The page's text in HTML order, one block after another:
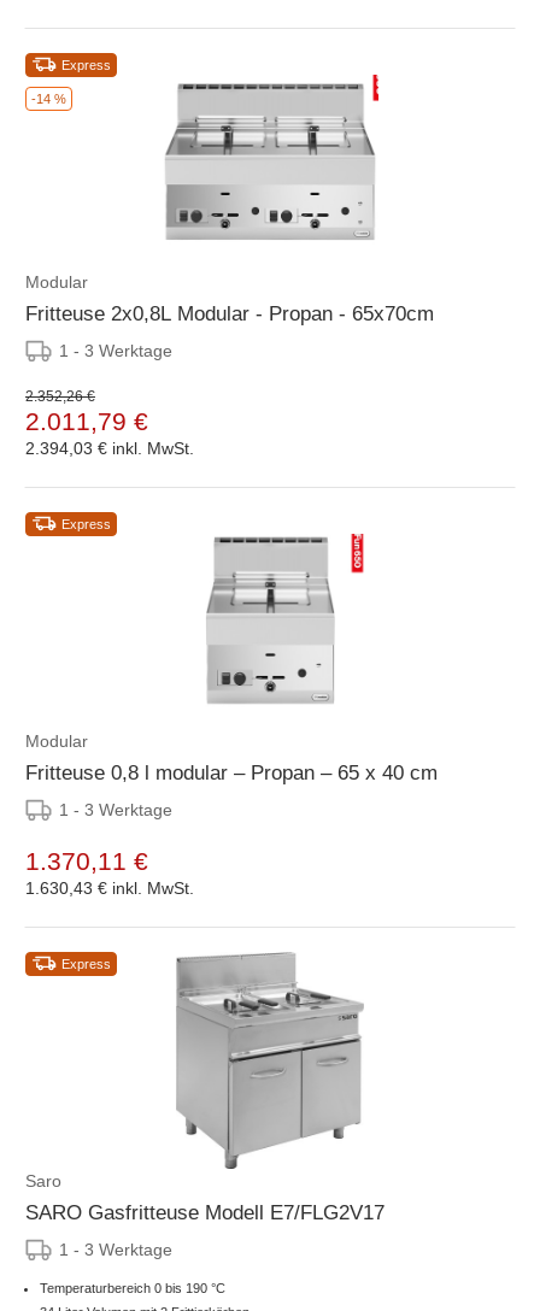
-14 %
Express
Modular
Fritteuse 2x0,8L Modular - Propan - 65x70cm
1 - 3 Werktage
2.352,26 €
2.011,79 €
2.394,03 € inkl. MwSt.
Express
Modular
Fritteuse 0,8 l modular – Propan – 65 x 40 cm
1 - 3 Werktage
1.370,11 €
1.630,43 € inkl. MwSt.
Express
Saro
SARO Gasfritteuse Modell E7/FLG2V17
1 - 3 Werktage
Temperaturbereich 0 bis 190 °C